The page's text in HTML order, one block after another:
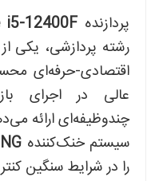
پردازنده
رشته پردازشی، یکی
چندوظیفه‌ای ارائه
سیستم خنک‌کننده
را در شرایط سنگین